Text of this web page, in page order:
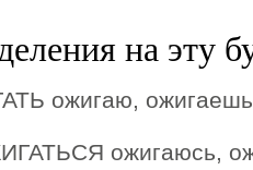
на эту
ожигаю,
ожигаюсь,